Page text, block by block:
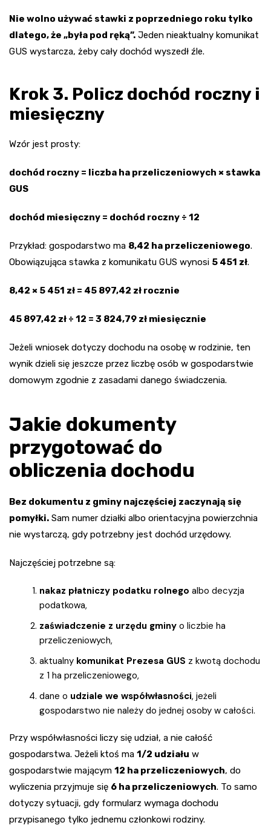
Nie wolno używać stawki z poprzedniego roku tylko
dlatego, że „była pod ręką”. Jeden nieaktualny komunikat
GUS wystarcza, żeby cały dochód wyszedł źle.
Krok 3. Policz dochód roczny i
miesięczny
Wzór jest prosty:
dochód roczny = liczba ha przeliczeniowych × stawka
GUS
dochód miesięczny = dochód roczny ÷ 12
Przykład: gospodarstwo ma 8,42 ha przeliczeniowego.
Obowiązująca stawka z komunikatu GUS wynosi 5 451 zł.
8,42 × 5 451 zł = 45 897,42 zł rocznie
45 897,42 zł ÷ 12 = 3 824,79 zł miesięcznie
Jeżeli wniosek dotyczy dochodu na osobę w rodzinie, ten
wynik dzieli się jeszcze przez liczbę osób w gospodarstwie
domowym zgodnie z zasadami danego świadczenia.
Jakie dokumenty
przygotować do
obliczenia dochodu
Bez dokumentu z gminy najczęściej zaczynają się
pomyłki. Sam numer działki albo orientacyjna powierzchnia
nie wystarczą, gdy potrzebny jest dochód urzędowy.
Najczęściej potrzebne są:
nakaz płatniczy podatku rolnego albo decyzja
podatkowa,
zaświadczenie z urzędu gminy o liczbie ha
przeliczeniowych,
aktualny komunikat Prezesa GUS z kwotą dochodu
z 1 ha przeliczeniowego,
dane o udziale we współwłasności, jeżeli
gospodarstwo nie należy do jednej osoby w całości.
Przy współwłasności liczy się udział, a nie całość
gospodarstwa. Jeżeli ktoś ma 1/2 udziału w
gospodarstwie mającym 12 ha przeliczeniowych, do
wyliczenia przyjmuje się 6 ha przeliczeniowych. To samo
dotyczy sytuacji, gdy formularz wymaga dochodu
przypisanego tylko jednemu członkowi rodziny.